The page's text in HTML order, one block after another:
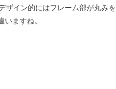
ザイン的にはフレーム部が丸みを
ますね。